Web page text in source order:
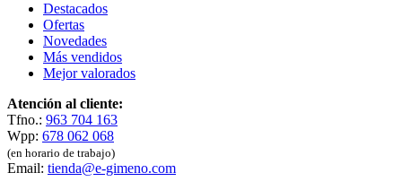
Destacados
Ofertas
Novedades
Más vendidos
Mejor valorados
Atención al cliente:
Tfno.: 963 704 163
Wpp: 678 062 068
(en horario de trabajo)
Email: tienda@e-gimeno.com